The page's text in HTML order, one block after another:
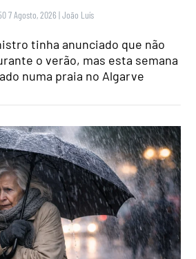
7 Agosto, 2026 |João Luís
tinha anunciado que não
o verão, mas esta semana
numa praia no Algarve